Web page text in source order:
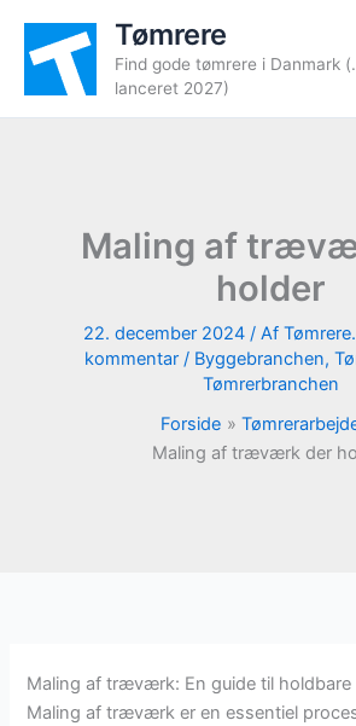
indholdet
Tømrere
Find gode tømrere i Danmark
lanceret 2027)
Maling af
holder
22. december 2024 / Af
kommentar / Byggebranchen,
Tømrerbranchen
Forside
Maling af træværk der
Maling af træværk: En guide til holdbare
Maling af træværk er en essentiel